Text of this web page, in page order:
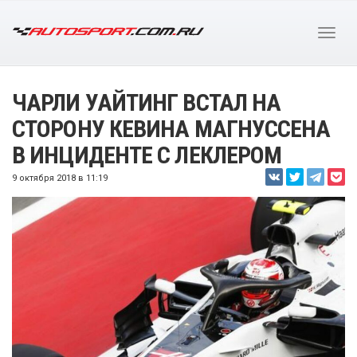
ЧАРЛИ УАЙТИНГ ВСТАЛ НА
СТОРОНУ КЕВИНА МАГНУССЕНА
В ИНЦИДЕНТЕ С ЛЕКЛЕРОМ
9 октября 2018 в 11:19